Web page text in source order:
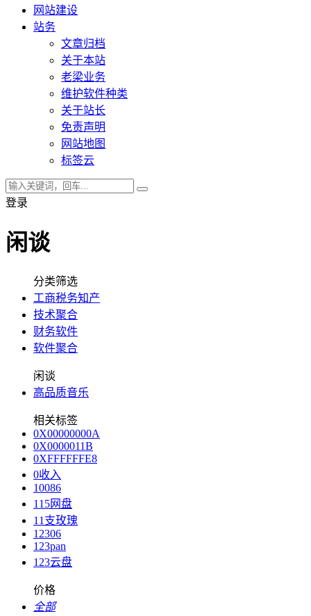
网站建设
站务
文章归档
关于本站
老梁业务
维护软件种类
关于站长
免责声明
网站地图
标签云
登录
闲谈
分类筛选
工商税务知产
技术聚合
财务软件
软件聚合
闲谈
高品质音乐
相关标签
0X00000000A
0X0000011B
0XFFFFFFE8
0收入
10086
115网盘
11支玫瑰
12306
123pan
123云盘
价格
全部